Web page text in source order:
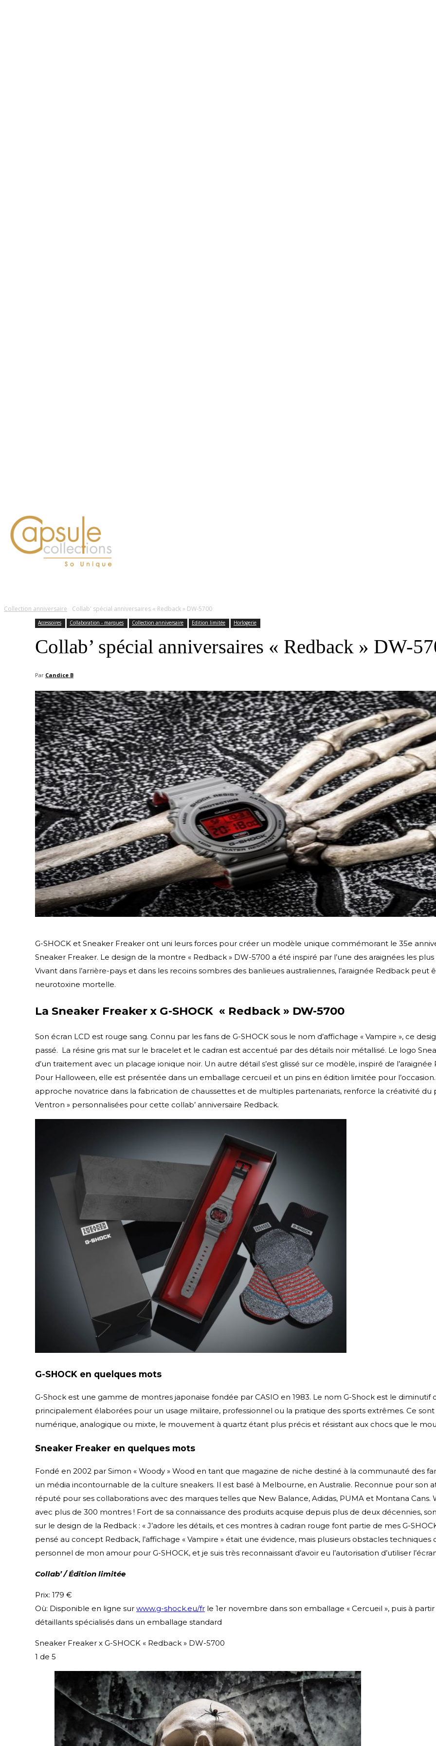
Collection anniversaire Collab' spécial anniversaires « Redback » DW-5700
Accessoires Collaboration - marques Collection anniversaire Edition limitée Horlogerie
Collab’ spécial anniversaires « Redback » DW-
Par Candice B
G-SHOCK et Sneaker Freaker ont uni leurs forces pour créer un modèle unique commémorant le 35e
Sneaker Freaker. Le design de la montre « Redback » DW-5700 a été inspiré par l’une des araignées les plus
Vivant dans l’arrière-pays et dans les recoins sombres des banlieues australiennes, l’araignée Redback peut
neurotoxine mortelle.
La Sneaker Freaker x G-SHOCK « Redback » DW-5700
Son écran LCD est rouge sang. Connu par les fans de G-SHOCK sous le nom d’affichage « Vampire », ce
passé. La résine gris mat sur le bracelet et le cadran est accentué par des détails noir métallisé. Le logo
d’un traitement avec un placage ionique noir. Un autre détail s’est glissé sur ce modèle, inspiré de
Pour Halloween, elle est présentée dans un emballage cercueil et un pins en édition limitée pour
approche novatrice dans la fabrication de chaussettes et de multiples partenariats, renforce la créativité du
Ventron » personnalisées pour cette collab’ anniversaire Redback.
G-SHOCK en quelques mots
G-Shock est une gamme de montres japonaise fondée par CASIO en 1983. Le nom G-Shock est le diminutif
principalement élaborées pour un usage militaire, professionnel ou la pratique des sports extrêmes. Ce
numérique, analogique ou mixte, le mouvement à quartz étant plus précis et résistant aux chocs que le
Sneaker Freaker en quelques mots
Fondé en 2002 par Simon « Woody » Wood en tant que magazine de niche destiné à la communauté des
un média incontournable de la culture sneakers. Il est basé à Melbourne, en Australie. Reconnue pour son
réputé pour ses collaborations avec des marques telles que New Balance, Adidas, PUMA et Montana Cans.
avec plus de 300 montres ! Fort de sa connaissance des produits acquise depuis plus de deux décennies,
sur le design de la Redback : « J’adore les détails, et ces montres à cadran rouge font partie de mes G-
pensé au concept Redback, l’affichage « Vampire » était une évidence, mais plusieurs obstacles techniques
personnel de mon amour pour G-SHOCK, et je suis très reconnaissant d’avoir eu l’autorisation d’utiliser
Collab’ / Édition limitée
Prix: 179 €
Où: Disponible en ligne sur www.g-shock.eu/fr le 1er novembre dans son emballage « Cercueil », puis à
détaillants spécialisés dans un emballage standard
Sneaker Freaker x G-SHOCK « Redback » DW-5700
1 de 5